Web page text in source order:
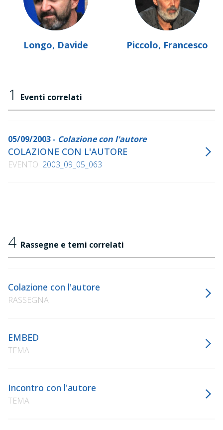
Longo, Davide Piccolo, Francesco
1 Eventi correlati
05/09/2003 - Colazione con l'autore
COLAZIONE CON L'AUTORE
EVENTO 2003_09_05_063
4 Rassegne e temi correlati
Colazione con l'autore
RASSEGNA
EMBED
TEMA
Incontro con l'autore
TEMA